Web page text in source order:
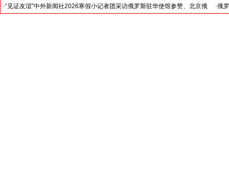
奥阁下: 期待两国青少年成为发展中佛友好关系新的动力
就是
·“见证友谊”中外新闻社2026寒假小记者团采访俄罗斯驻华使馆参赞、北京俄
·俄